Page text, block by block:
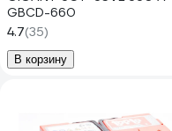
GBCD-660
4.7(35)
В корзину